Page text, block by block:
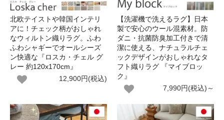
北欧テイストや韓国インテリ
アに！チェック柄がおしゃれ
なウィルトン織りラグ。ふわ
ふわシャギーでオールシーズ
ン快適な『ロスカ・チェル グ
レー 約120x170cm』
12,900円(税込)
【洗濯機で洗えるラグ】日本
製で安心のウール混素材。防
ダニ・抗菌防臭加工付きで清
潔に使える、ナチュラルチェ
ックデザインがおしゃれなタ
フト織りラグ 『マイブロッ
ク』
7,990円(税込)～